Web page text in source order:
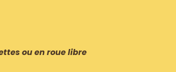
ou en roue libre